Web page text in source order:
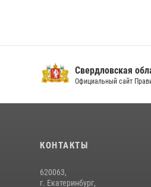
Свердловская
Официальный сайт
КОНТАКТЫ
620063,
г. Екатеринбург,